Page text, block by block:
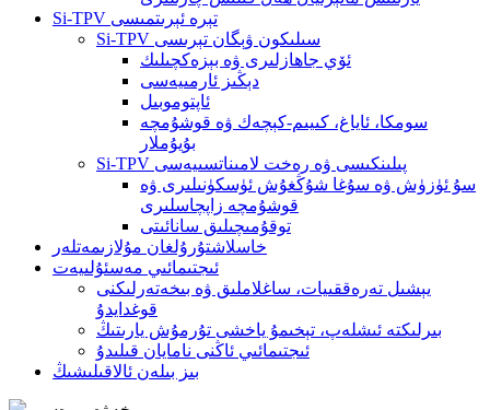
Si-TPV تېرە ئېرىتمىسى
Si-TPV سىلىكون ۋېگان تېرىسى
ئۆي جاھازلىرى ۋە بېزەكچىلىك
دېڭىز ئارمىيەسى
ئاپتوموبىل
سومكا، ئاياغ، كىيىم-كېچەك ۋە قوشۇمچە
بۇيۇملار
Si-TPV پىلىنكىسى ۋە رەخت لامىناتسىيەسى
سۇ ئۈزۈش ۋە سۇغا شۇڭغۇش ئۈسكۈنىلىرى ۋە
قوشۇمچە زاپچاسلىرى
توقۇمىچىلىق سانائىتى
خاسلاشتۇرۇلغان مۇلازىمەتلەر
ئىجتىمائىي مەسئۇلىيەت
يېشىل تەرەققىيات، ساغلاملىق ۋە بىخەتەرلىكنى
قوغدايدۇ
بىرلىكتە ئىشلەپ، تېخىمۇ ياخشى تۇرمۇش يارىتىڭ
ئىجتىمائىي ئاڭنى نامايان قىلىدۇ
بىز بىلەن ئالاقىلىشىڭ